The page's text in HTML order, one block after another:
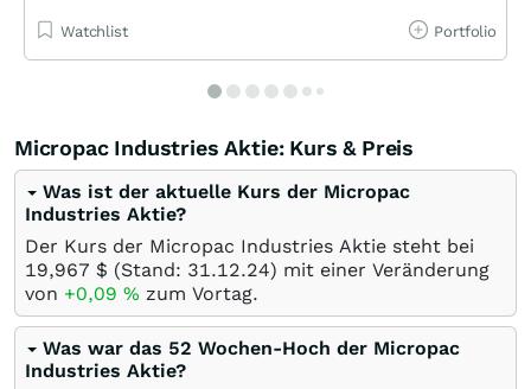
Watchlist Portfolio
Micropac Industries Aktie: Kurs & Preis
Was ist der aktuelle Kurs der Micropac
Industries Aktie?
Der Kurs der Micropac Industries Aktie steht bei
19,967 $ (Stand: 31.12.24) mit einer Veränderung
von +0,09 % zum Vortag.
Was war das 52 Wochen-Hoch der Micropac
Industries Aktie?